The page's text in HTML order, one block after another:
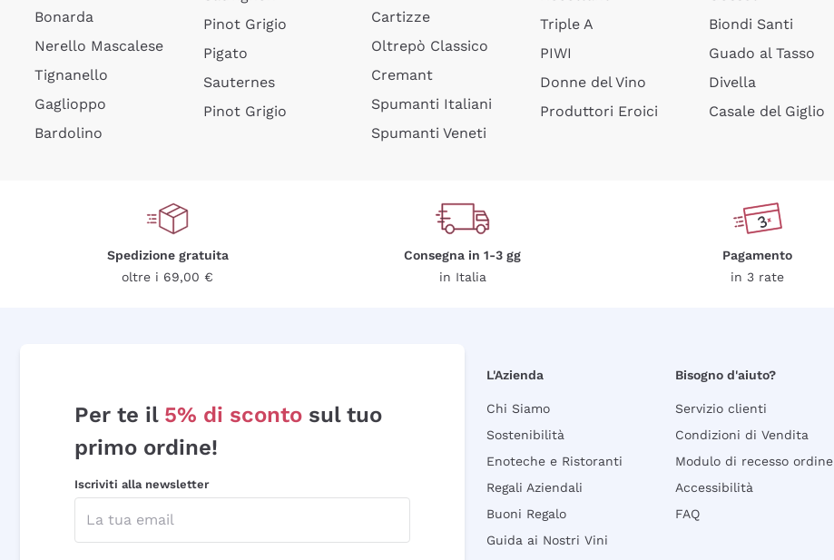
Bonarda
Nerello Mascalese
Tignanello
Gaglioppo
Bardolino
Pinot Grigio
Pigato
Sauternes
Pinot Grigio
Cartizze
Oltrepò Classico
Cremant
Spumanti Italiani
Spumanti Veneti
Triple A
PIWI
Donne del Vino
Produttori Eroici
Biondi Santi
Guado al Tasso
Divella
Casale del Giglio
Spedizione gratuita
oltre i 69,00 €
Consegna in 1-3 gg
in Italia
Pagamento
in 3 rate
Per te il 5% di sconto sul tuo
primo ordine!
Iscriviti alla newsletter
L'Azienda
Chi Siamo
Sostenibilità
Enoteche e Ristoranti
Regali Aziendali
Buoni Regalo
Guida ai Nostri Vini
Bisogno d'aiuto?
Servizio clienti
Condizioni di Vendita
Modulo di recesso ordine
Accessibilità
FAQ